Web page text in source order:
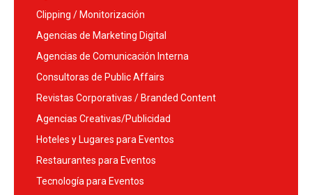
Clipping / Monitorización
Agencias de Marketing Digital
Agencias de Comunicación Interna
Consultoras de Public Affairs
Revistas Corporativas / Branded Content
Agencias Creativas/Publicidad
Hoteles y Lugares para Eventos
Restaurantes para Eventos
Tecnología para Eventos